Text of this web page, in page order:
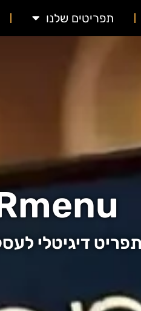
תפריטים שלנו
תפריט דיגיטלי